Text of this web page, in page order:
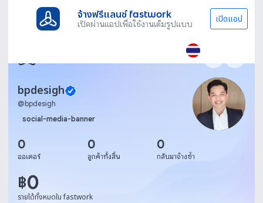
จ้างฟรีแลนซ์ fastwork
เปิดผ่านแอปเพื่อใช้งานเต็มรูปแบบ เปิดแอป
bpdesigh
@ bpdesigh
social-media-banner
0
ออเดอร์
0
ลูกค้าทั้งสิ้น
0
กลับมาจ้างซ้ำ
฿0
รายได้ทั้งหมดใน fastwork